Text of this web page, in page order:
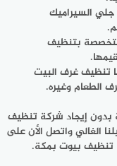
جلي السيراميك
بتنظيف
تنظيف غرف البيت
الطعام وغيره.
إيجاد شركة تنظيف
الغالي واتصل الأن على
تنظيف بيوت بمكة.